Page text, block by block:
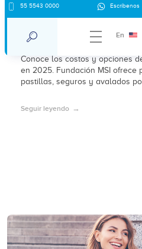
55 5543 0000 Escríbenos
En
¿Cuánto cuesta un
Coahuila en 2025?
Conoce los costos y opciones
en 2025. Fundación MSI ofrece
pastillas, seguros y avalados
Seguir leyendo